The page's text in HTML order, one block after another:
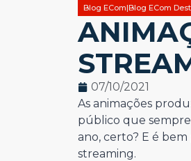
Blog ECom|Blog ECom
07/10/2021
As animações
público que
ano, certo? E é
streaming.